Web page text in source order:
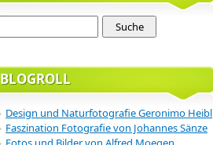
BLOGROLL
Design und Naturfotografie Geronimo Heibl
Faszination Fotografie von Johannes Sänze